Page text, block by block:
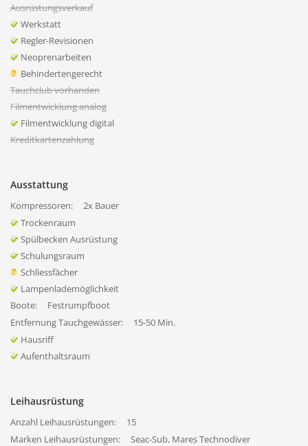
Ausrüstungsverkauf
Werkstatt
Regler-Revisionen
Neoprenarbeiten
Behindertengerecht
Tauchclub vorhanden
Filmentwicklung analog
Filmentwicklung digital
Kreditkartenzahlung
Ausstattung
Kompressoren:
2x Bauer
Trockenraum
Spülbecken Ausrüstung
Schulungsraum
Schliessfächer
Lampenlademöglichkeit
Boote:
Festrumpfboot
Entfernung Tauchgewässer:
15-50 Min.
Hausriff
Aufenthaltsraum
Leihausrüstung
Anzahl Leihausrüstungen:
15
Marken Leihausrüstungen:
Seac-Sub, Mares Technodiver